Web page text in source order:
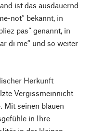
ist das ausdauernd
not“ bekannt, in
pas“ genannt, in
di me“ und so weiter
Herkunft
Vergissmeinnicht
Mit seinen blauen
in Ihre